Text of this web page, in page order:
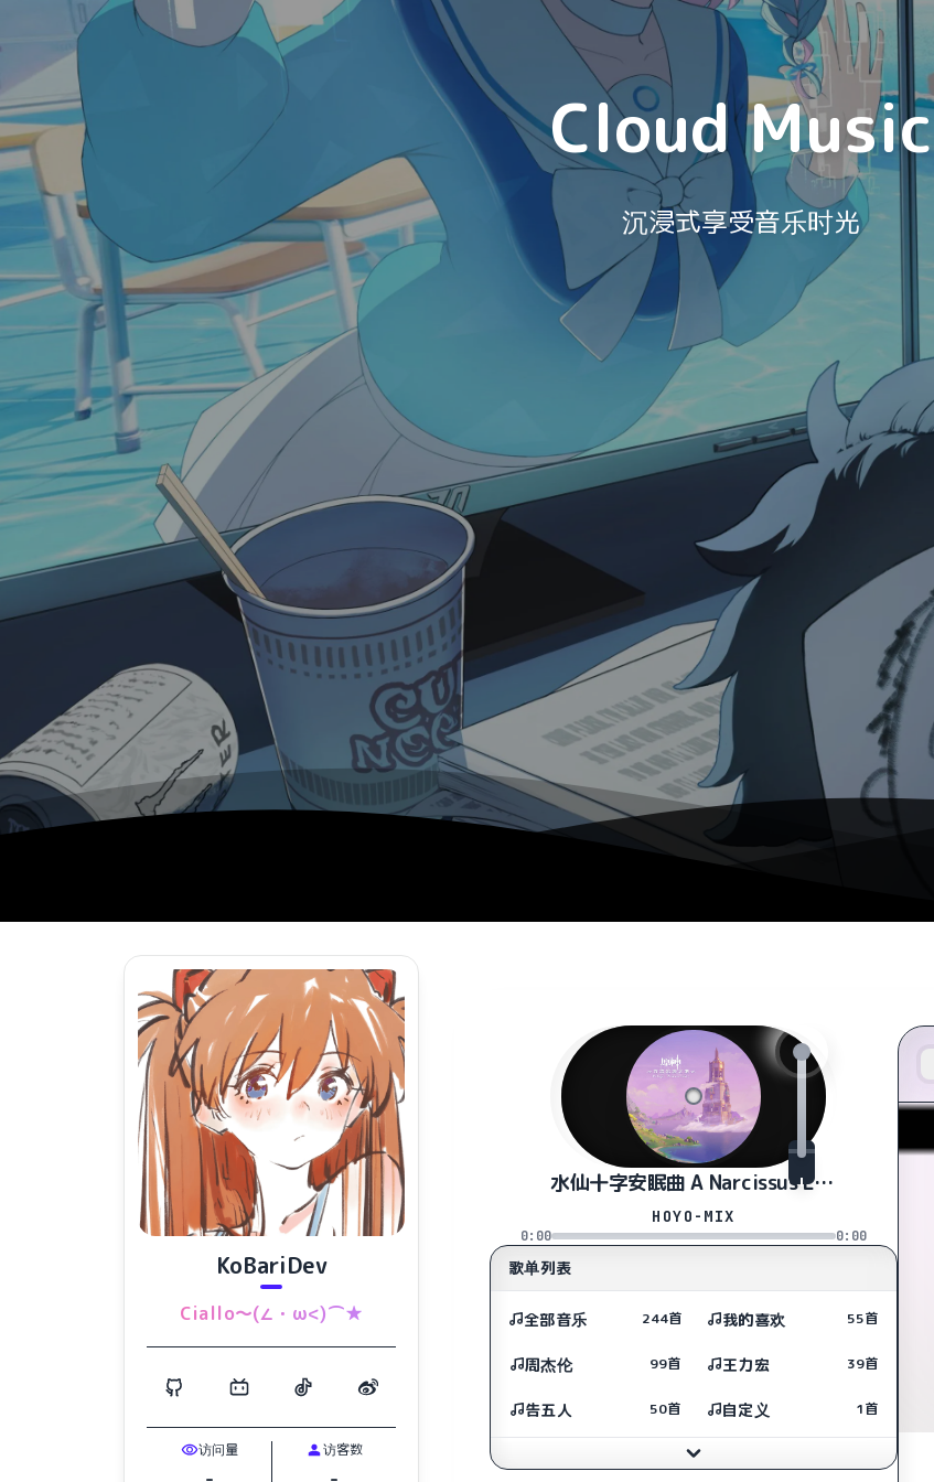
Cloud Music
沉浸式享受音乐时光
水仙十字安眠曲 A Narcissus Lullaby
HOYO-MIX
0:00 0:00
歌单列表
全部音乐 244首 我的喜欢 55首
周杰伦 99首 王力宏 39首
告五人 50首 自定义 1首
KoBariDev
Ciallo～(∠・ω<)⌒★
访问量 访客数